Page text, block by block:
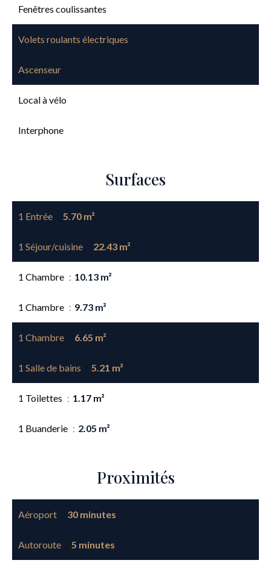
Fenêtres coulissantes
Volets roulants électriques
Ascenseur
Local à vélo
Interphone
Surfaces
1 Entrée 5.70 m²
1 Séjour/cuisine 22.43 m²
1 Chambre 10.13 m²
1 Chambre 9.73 m²
1 Chambre 6.65 m²
1 Salle de bains 5.21 m²
1 Toilettes 1.17 m²
1 Buanderie 2.05 m²
Proximités
Aéroport 30 minutes
Autoroute 5 minutes